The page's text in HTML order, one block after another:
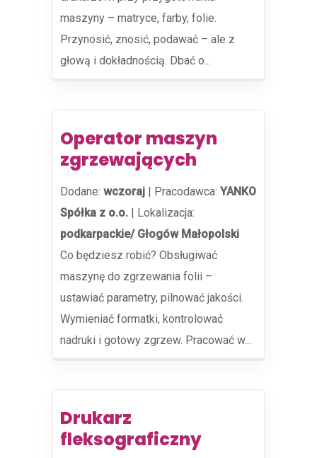
maszyny – matryce, farby, folie.
Przynosić, znosić, podawać – ale z
głową i dokładnością. Dbać o...
Operator maszyn
zgrzewających
Dodane: wczoraj | Pracodawca: YANKO
Spółka z o.o. | Lokalizacja:
podkarpackie/ Głogów Małopolski
Co będziesz robić? Obsługiwać
maszynę do zgrzewania folii –
ustawiać parametry, pilnować jakości.
Wymieniać formatki, kontrolować
nadruki i gotowy zgrzew. Pracować w...
Drukarz
fleksograficzny